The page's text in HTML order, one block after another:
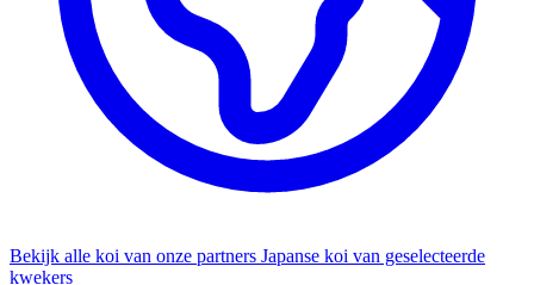
Bekijk alle koi van onze partners Japanse koi van geselecteerde
kwekers